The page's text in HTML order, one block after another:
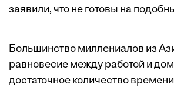
заявили, что не готовы на
Большинство миллениалов из
равновесие между работой и
достаточное количество